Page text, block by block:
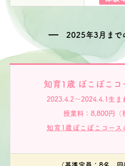
2025年3月まで
知育1歳 ぽこぽこコ
2023.4.2～2024.4.1生ま
授業料：8,800円（
知育1歳ぽこぽこコース